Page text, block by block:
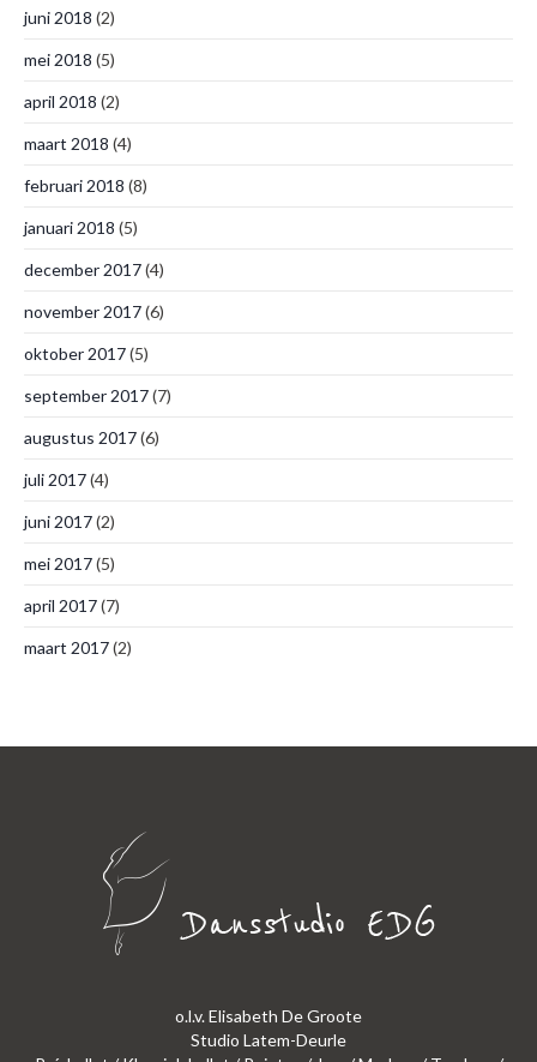
juni 2018 (2)
mei 2018 (5)
april 2018 (2)
maart 2018 (4)
februari 2018 (8)
januari 2018 (5)
december 2017(4)
november 2017(6)
oktober 2017(5)
september 2017(7)
augustus 2017(6)
juli 2017(4)
juni 2017(2)
mei 2017(5)
april 2017(7)
maart 2017(2)
o.l.v. Elisabeth De Groote
Studio Latem-Deurle